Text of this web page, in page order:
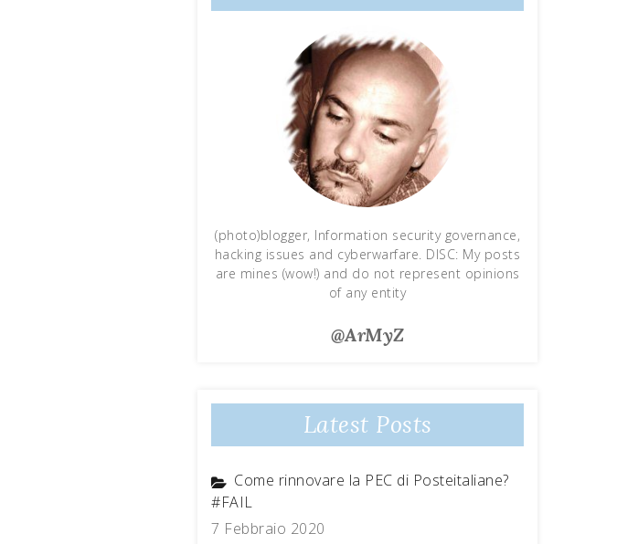
(photo)blogger, Information security governance,
hacking issues and cyberwarfare. DISC: My posts
are mines (wow!) and do not represent opinions
of any entity
@ArMyZ
Latest Posts
Come rinnovare la PEC di Posteitaliane?
#FAIL
7 Febbraio 2020